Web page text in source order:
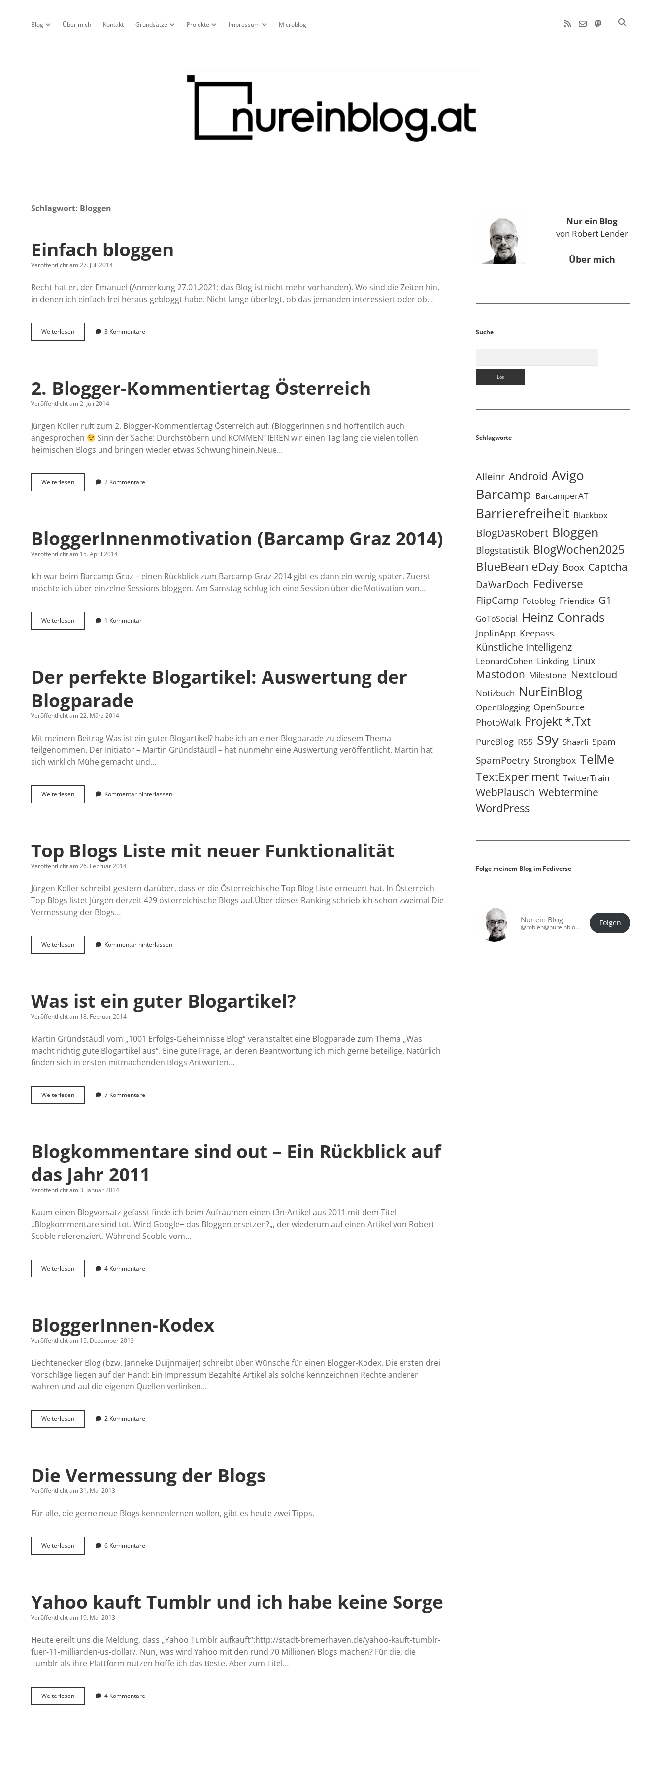
Blog Dropdown-Menü öffnen
Über mich Kontakt Grundsätze Dropdown-Menü öffnen
Projekte Dropdown-Menü öffnen
Impressum Dropdown-Menü öffnen
Microblog rss email-mastodon
Nur
Blog
Schlagwort: Bloggen
Einfach bloggen
Veröffentlicht am 27. Juli 2014
Recht hat er, der Emanuel (Anmerkung 27.01.2021: das Blog ist nicht mehr vorhanden). Wo sind die Zeiten hin,
in denen ich einfach frei heraus gebloggt habe. Nicht lange überlegt, ob das jemanden interessiert oder ob…
WeiterlesenEinfach
bloggen
3 Kommentare
2. Blogger-Kommentiertag Österreich
Veröffentlicht am 2. Juli 2014
Jürgen Koller ruft zum 2. Blogger-Kommentiertag Österreich auf. (Bloggerinnen sind hoffentlich auch
angesprochen
Sinn der Sache: Durchstöbern und KOMMENTIEREN wir einen Tag lang die vielen tollen
heimischen Blogs und bringen wieder etwas Schwung hinein.Neue…
Weiterlesen2.
Blogger-
2 Kommentare
BloggerInnenmotivation (Barcamp Graz 2014)
Veröffentlicht am 15. April 2014
Ich war beim Barcamp Graz – einen Rückblick zum Barcamp Graz 2014 gibt es dann ein wenig später. Zuerst
möchte ich über einzelne Sessions bloggen. Am Samstag schlug ich eine Session über die Motivation von…
WeiterlesenBloggerInnenmotivation
(Barcamp
1 Kommentar
Der perfekte Blogartikel: Auswertung der
Blogparade
Veröffentlicht am 22. März 2014
Mit meinem Beitrag Was ist ein guter Blogartikel? habe ich an einer Blogparade zu diesem Thema
teilgenommen. Der Initiator – Martin Gründstäudl – hat nunmehr eine Auswertung veröffentlicht. Martin hat
sich wirklich Mühe gemacht und…
WeiterlesenDer
perfekte
Kommentar hinterlassen
Top Blogs Liste mit neuer Funktionalität
Veröffentlicht am 26. Februar 2014
Jürgen Koller schreibt gestern darüber, dass er die Österreichische Top Blog Liste erneuert hat. In Österreich
Top Blogs listet Jürgen derzeit 429 österreichische Blogs auf.Über dieses Ranking schrieb ich schon zweimal Die
Vermessung der Blogs…
WeiterlesenTop
Blogs
Kommentar hinterlassen
Was ist ein guter Blogartikel?
Veröffentlicht am 18. Februar 2014
Martin Gründstäudl vom „1001 Erfolgs-Geheimnisse Blog“ veranstaltet eine Blogparade zum Thema „Was
macht richtig gute Blogartikel aus“. Eine gute Frage, an deren Beantwortung ich mich gerne beteilige. Natürlich
finden sich in ersten mitmachenden Blogs Antworten…
WeiterlesenWas
ist
7 Kommentare
Blogkommentare sind out – Ein Rückblick auf
das Jahr 2011
Veröffentlicht am 3. Januar 2014
Kaum einen Blogvorsatz gefasst finde ich beim Aufräumen einen t3n-Artikel aus 2011 mit dem Titel
„Blogkommentare sind tot. Wird Google+ das Bloggen ersetzen?„, der wiederum auf einen Artikel von Robert
Scoble referenziert. Während Scoble vom…
WeiterlesenBlogkommentare
sind
auf
das
Jahr
4 Kommentare
BloggerInnen-Kodex
Veröffentlicht am 15. Dezember 2013
Liechtenecker Blog (bzw. Janneke Duijnmaijer) schreibt über Wünsche für einen Blogger-Kodex. Die ersten drei
Vorschläge liegen auf der Hand: Ein Impressum Bezahlte Artikel als solche kennzeichnen Rechte anderer
wahren und auf die eigenen Quellen verlinken…
WeiterlesenBloggerInnen-
Kodex
2 Kommentare
Die Vermessung der Blogs
Veröffentlicht am 31. Mai 2013
Für alle, die gerne neue Blogs kennenlernen wollen, gibt es heute zwei Tipps.
WeiterlesenDie
Vermessung
6 Kommentare
Yahoo kauft Tumblr und ich habe keine Sorge
Veröffentlicht am 19. Mai 2013
Heute ereilt uns die Meldung, dass „Yahoo Tumblr aufkauft“:http://stadt-bremerhaven.de/yahoo-kauft-tumblr-
fuer-11-milliarden-us-dollar/. Nun, was wird Yahoo mit den rund 70 Millionen Blogs machen? Für die, die
Tumblr als ihre Plattform nutzen hoffe ich das Beste. Aber zum Titel…
WeiterlesenYahoo
kauft
4 Kommentare
Sidebar
Nur ein Blog
von Robert Lender
Über mich
Suche
Schlagworte
Alleinr Android Avigo
Barcamp BarcamperAT
Barrierefreiheit Blackbox
BlogDasRobert Bloggen
Blogstatistik BlogWochen2025
BlueBeanieDay Boox Captcha
DaWarDoch Fediverse
FlipCamp Fotoblog Friendica G1
GoToSocial Heinz Conrads
JoplinApp Keepass
Künstliche Intelligenz
LeonardCohen Linkding Linux
Mastodon Milestone Nextcloud
Notizbuch NurEinBlog
OpenBlogging OpenSource
PhotoWalk Projekt *.txt
PureBlog RSS S9y Shaarli Spam
SpamPoetry Strongbox TelMe
TextExperiment TwitterTrain
WebPlausch Webtermine
WordPress
Folge meinem Blog im Fediverse
Nur ein Blog
@roblen@nureinblog.at Folgen